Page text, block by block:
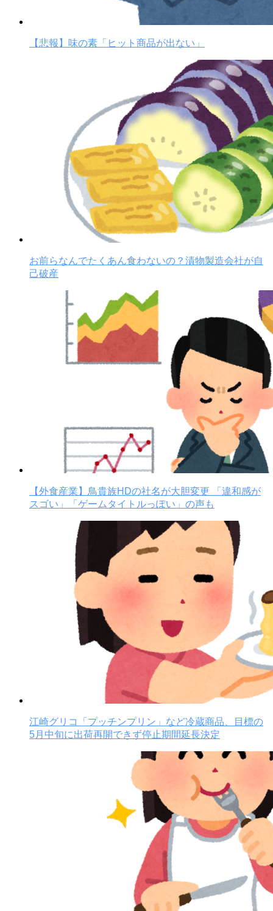
【悲報】味の素「ヒット商品が出ない」
お前らなんでたくあん食わないの？漬物製造会社が自
己破産
【外食産業】鳥貴族HDの社名が大胆変更 「違和感が
スゴい」「ゲームタイトルっぽい」の声も
江崎グリコ「プッチンプリン」など冷蔵商品、目標の
5月中旬に出荷再開できず停止期間延長決定